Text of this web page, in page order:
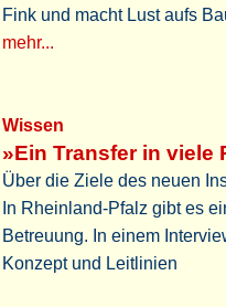
Fink und macht Lust aufs
mehr...
Wissen
»Ein Transfer in viele
Über die Ziele des neuen
In Rheinland-Pfalz gibt es
Betreuung. In einem
Konzept und Leitlinien